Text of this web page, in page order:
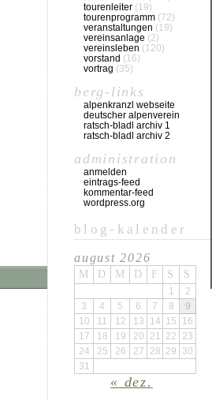
tourenleiter (19)
tourenprogramm (72)
veranstaltungen (19)
vereinsanlage (2)
vereinsleben (120)
vorstand (16)
vortrag (35)
berg-links
alpenkranzl webseite
deutscher alpenverein
ratsch-bladl archiv 1
ratsch-bladl archiv 2
administration
anmelden
eintrags-feed
kommentar-feed
wordpress.org
blog-kalender
august 2026
M D M D F S S
1
2
3
4 5 6 7 8
9
10
11 12 13 14 15
16
17
18 19 20 21 22
23
24
25 26 27 28 29
30
31
« dez.